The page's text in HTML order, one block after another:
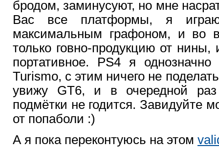
бродом, заминусуют, но мне
Вас все платформы, я
максимальным графоном, и во
только говно-продукцию от
портативное. PS4 я
Turismo, с этим ничего не
увижу GT6, и в очередной
подмётки не годится. Завидуйте
от попаболи :)
А я пока переконтуюсь на этом